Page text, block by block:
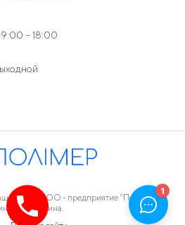
− 18:00
ООО - предприятие "Полимер",
Украина.